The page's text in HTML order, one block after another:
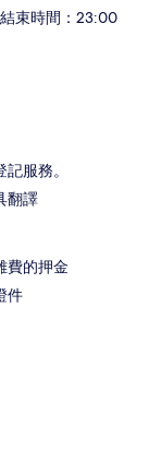
束時間：23:00
服務。
翻譯
費的押金
件